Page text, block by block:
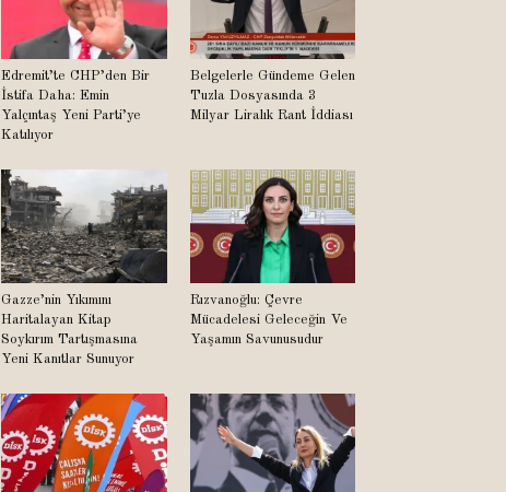
Edremit’te CHP’den Bir
İstifa Daha: Emin
Yalçıntaş Yeni Parti’ye
Katılıyor
Belgelerle Gündeme Gelen
Tuzla Dosyasında 3
Milyar Liralık Rant İddiası
Gazze’nin Yıkımını
Haritalayan Kitap
Soykırım Tartışmasına
Yeni Kanıtlar Sunuyor
Rızvanoğlu: Çevre
Mücadelesi Geleceğin Ve
Yaşamın Savunusudur